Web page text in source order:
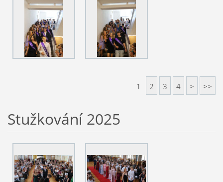
1 2 3 4 > >>
Stužkování 2025